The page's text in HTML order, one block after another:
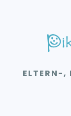
ELTERN-,